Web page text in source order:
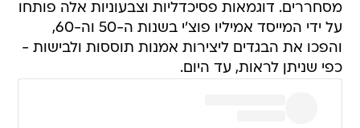
מסחררים. דוגמאות פסיכדליות וצבעוניות אלה פותחו
על ידי המייסד אמיליו פוצ'י בשנות ה-50 וה-60,
והפכו את הבגדים ליצירות אמנות תוססות ולבישות -
כפי שניתן לראות, עד היום.